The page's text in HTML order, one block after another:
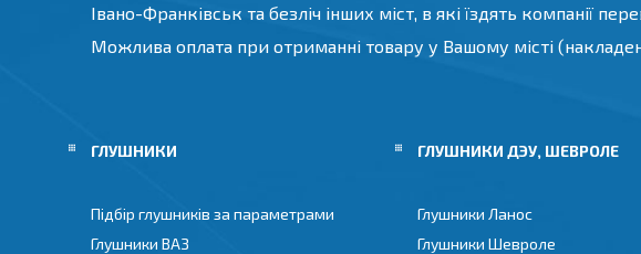
Івано-Франківськ та безліч інших міст, в які їздять компанії
Можлива оплата при отриманні товару у Вашому місті
ГЛУШНИКИ
Підбір глушників за параметрами
Глушники ВАЗ
ГЛУШНИКИ ДЭУ, ШЕВРОЛЕ
Глушники Ланос
Глушники Шевроле